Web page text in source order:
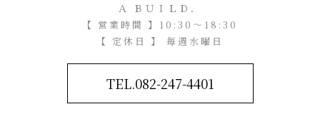
Ａ ＢＵＩＬＤ．
【 営業時間 】10:30～18:30
【 定休日 】 毎週水曜日
TEL.082-247-4401